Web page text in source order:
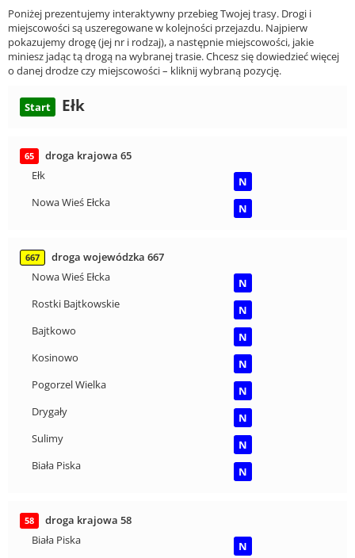
Poniżej prezentujemy interaktywny przebieg Twojej trasy. Drogi i
miejscowości są uszeregowane w kolejności przejazdu. Najpierw
pokazujemy drogę (jej nr i rodzaj), a następnie miejscowości, jakie
miniesz jadąc tą drogą na wybranej trasie. Chcesz się dowiedzieć więcej
o danej drodze czy miejscowości – kliknij wybraną pozycję.
Start Ełk
65
droga krajowa 65
Ełk
N
Nowa Wieś Ełcka
N
667
droga wojewódzka 667
Nowa Wieś Ełcka
N
Rostki Bajtkowskie
N
Bajtkowo
N
Kosinowo
N
Pogorzel Wielka
N
Drygały
N
Sulimy
N
Biała Piska
N
58
droga krajowa 58
Biała Piska
N